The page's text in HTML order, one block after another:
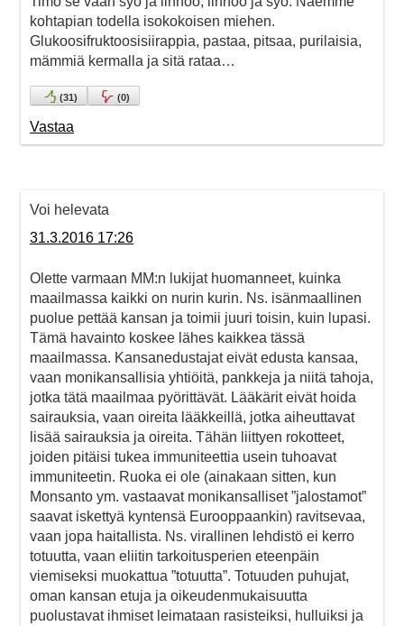
kohtapian todella isokokoisen miehen.
Glukoosifruktoosisiirappia, pastaa, pitsaa, purilaisia,
mämmiä kermalla ja sitä rataa…
(31) (0)
Vastaa
Voi helevata
31.3.2016 17:26
Olette varmaan MM:n lukijat huomanneet, kuinka
maailmassa kaikki on nurin kurin. Ns. isänmaallinen
puolue pettää kansan ja toimii juuri toisin, kuin lupasi.
Tämä havainto koskee lähes kaikkea tässä
maailmassa. Kansanedustajat eivät edusta kansaa,
vaan monikansallisia yhtiöitä, pankkeja ja niitä tahoja,
jotka tätä maailmaa pyörittävät. Lääkärit eivät hoida
sairauksia, vaan oireita lääkkeillä, jotka aiheuttavat
lisää sairauksia ja oireita. Tähän liittyen rokotteet,
joiden pitäisi tukea immuniteettia usein tuhoavat
immuniteetin. Ruoka ei ole (ainakaan sitten, kun
Monsanto ym. vastaavat monikansalliset ”jalostamot”
saavat iskettyä kyntensä Eurooppaankin) ravitsevaa,
vaan jopa haitallista. Ns. virallinen lehdistö ei kerro
totuutta, vaan eliitin tarkoitusperien eteenpäin
viemiseksi muokattua ”totuutta”. Totuuden puhujat,
oman kansan etuja ja oikeudenmukaisuutta
puolustavat ihmiset leimataan rasisteiksi, hulluiksi ja